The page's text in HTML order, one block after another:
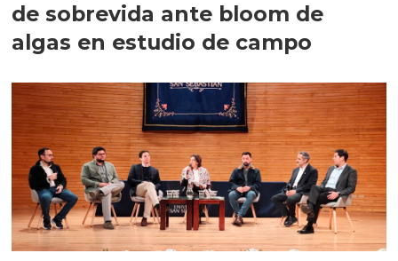
de sobrevida ante bloom de
algas en estudio de campo